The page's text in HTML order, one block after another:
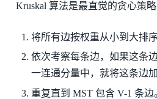
Kruskal 算法是最直觉的贪心策略
将所有边按权重从小到大排序
依次考察每条边，如果这条
一连通分量中，就将这条边加
重复直到 MST 包含 V-1 条边